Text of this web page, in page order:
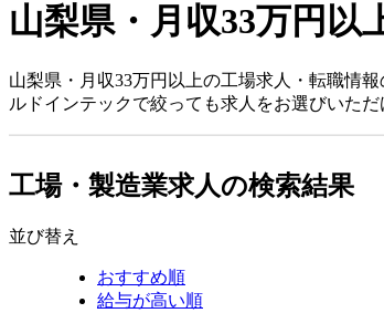
山梨県・月収33万円以
山梨県・月収33万円以上の工場求人・転職情
ルドインテックで絞っても求人をお選びいただ
工場・製造業求人の検索結果
並び替え
おすすめ順
給与が高い順